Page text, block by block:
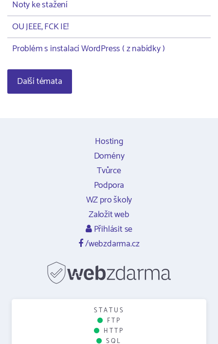
Noty ke stažení
OU JEEE, FCK IE!
Problém s instalací WordPress ( z nabídky )
Další témata
Hosting
Domény
Tvůrce
Podpora
WZ pro školy
Založit web
Přihlásit se
/webzdarma.cz
STATUS
FTP
HTTP
SQL